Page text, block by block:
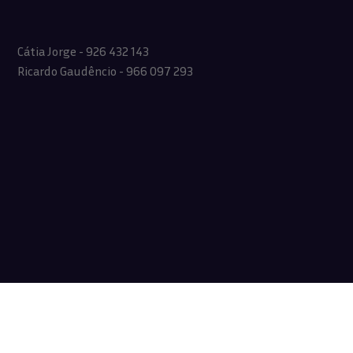
Cátia Jorge - 926 432 143
Ricardo Gaudêncio - 966 097 293